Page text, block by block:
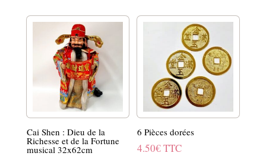
Cai Shen : Dieu de la
Richesse et de la Fortune
musical 32x62cm
6 Pièces dorées
4.50€TTC